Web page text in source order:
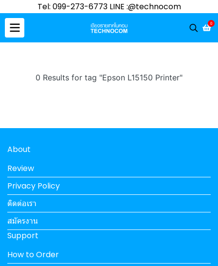
Tel: 099-273-6773 LINE :@technocom
0
0 Results for tag "Epson L15150 Printer"
About
Review
Privacy Policy
ติดต่อเรา
สมัครงาน
Support
How to Order